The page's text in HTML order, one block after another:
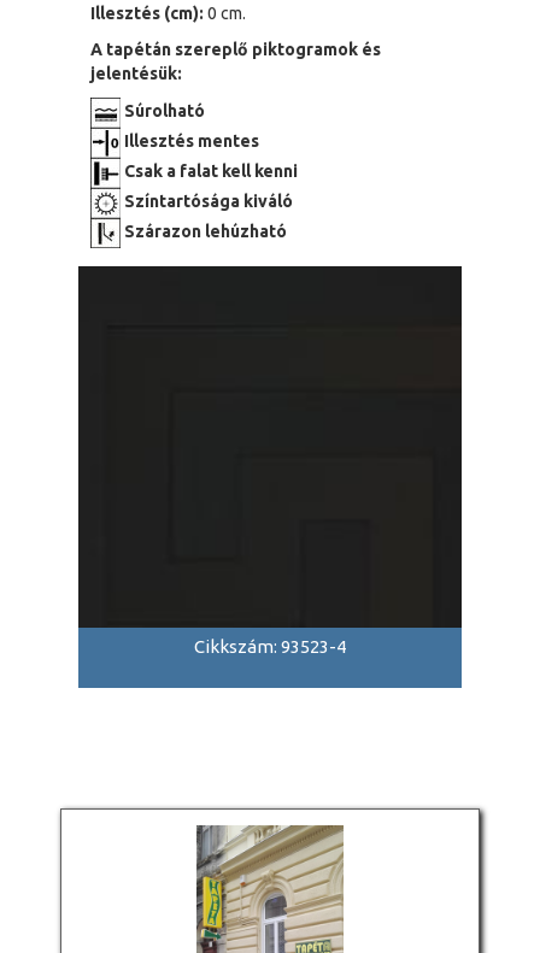
Illesztés (cm): 0 cm.
A tapétán szereplő piktogramok és
jelentésük:
Súrolható
Illesztés mentes
Csak a falat kell kenni
Színtartósága kiváló
Szárazon lehúzható
Cikkszám: 93523-4